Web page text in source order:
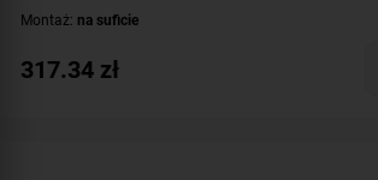
Montaż: na suficie
317.34 zł